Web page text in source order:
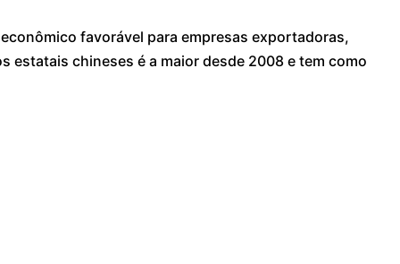
favorável para empresas exportadoras,
estatais chineses é a maior desde 2008 e tem como